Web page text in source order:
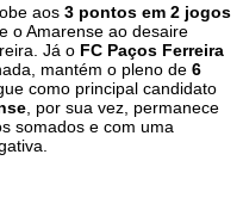
aos 3 pontos em 2 jogos
o Amarense ao desaire
Já o FC Paços Ferreira
mantém o pleno de 6
como principal candidato
, por sua vez, permanece
somados e com uma